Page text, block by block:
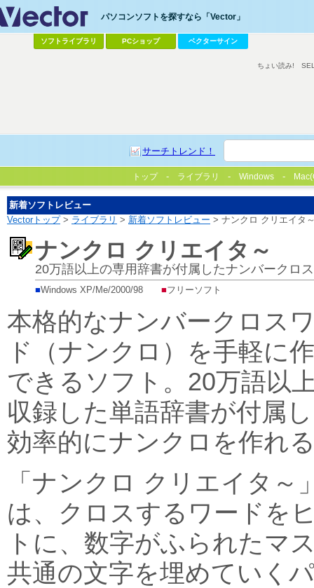
パソコンソフトを探すなら「Vector」
ソフトライブラリ PCショップ ベクターサイン
サーチトレンド！
ちょい読み!
トップ ライブラリ Windows
新着ソフトレビュー
Vectorトップ> ライブラリ > 新着ソフトレビュー > ナンクロ クリエイタ
ナンクロ クリエイタ～
20万語以上の専用辞書が付属したナンバークロ
■Windows XP/Me/2000/98 ■フリーソフト
本格的なナンバークロス
ド（ナンクロ）を手軽に
できるソフト。20万語以
収録した単語辞書が付属
効率的にナンクロを作れ
「ナンクロ クリエイタ～
は、クロスするワードを
トに、数字がふられたマ
共通の文字を埋めていく